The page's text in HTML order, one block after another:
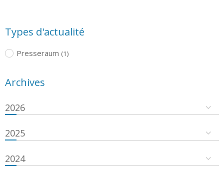
Types d'actualité
Presseraum (1)
Archives
2026
2025
2024